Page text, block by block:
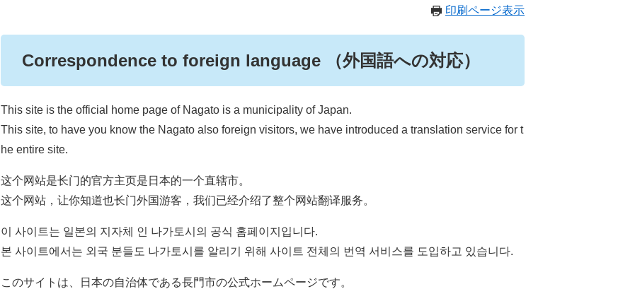
印刷ページ表示
Correspondence to foreign language （外国語への対応）
This site is the official home page of Nagato is a municipality of Japan.
This site, to have you know the Nagato also foreign visitors, we have introduced a translation service for t
he entire site.
这个网站是长门的官方主页是日本的一个直辖市。
这个网站，让你知道也长门外国游客，我们已经介绍了整个网站翻译服务。
이 사이트는 일본의 지자체 인 나가토시의 공식 홈페이지입니다.
본 사이트에서는 외국 분들도 나가토시를 알리기 위해 사이트 전체의 번역 서비스를 도입하고 있습니다.
このサイトは、日本の自治体である長門市の公式ホームページです。